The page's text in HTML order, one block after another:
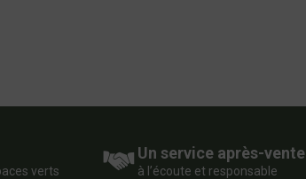
verts
Un service après-vente
à l’écoute et responsable